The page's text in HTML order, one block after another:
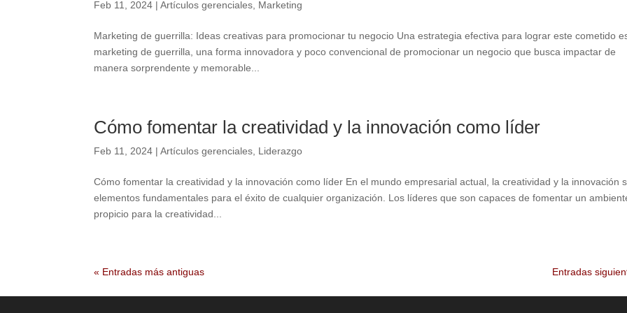
Feb 11, 2024 |Artículos gerenciales Marketing
Marketing de guerrilla: Ideas creativas para promocionar tu negocio Una estrategia efectiva para lograr este cometido
marketing de guerrilla, una forma innovadora y poco convencional de promocionar un negocio que busca impactar de
manera sorprendente y memorable...
Cómo fomentar la creatividad y la innovación como líder
Feb 11, 2024 |Artículos gerenciales Liderazgo
Cómo fomentar la creatividad y la innovación como líder En el mundo empresarial actual, la creatividad y la innovación
elementos fundamentales para el éxito de cualquier organización. Los líderes que son capaces de fomentar un
propicio para la creatividad...
« Entradas más antiguas Entradas